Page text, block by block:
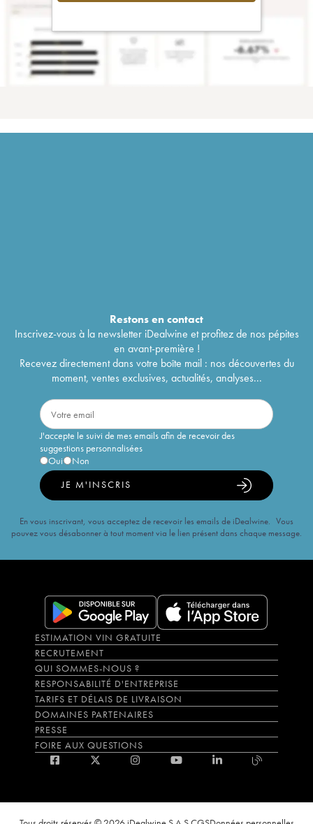
Restons encontact
Inscrivez-vous à la newsletter iDealwine et profitez de nos pépites
en avant-première !
Recevez directement dans votre boîte mail : nos découvertes du
moment, ventes exclusives, actualités, analyses...
J'accepte le suivi de mes emails afin de recevoir des
suggestions personnalisées
Oui
Non
JE M'INSCRIS
En vous inscrivant, vous acceptez de recevoir les emails de iDealwine. Vous
pouvez vous désabonner à tout moment via le lien présent dans chaque message.
ESTIMATION VIN GRATUITE
RECRUTEMENT
QUI SOMMES-NOUS ?
RESPONSABILITÉ D'ENTREPRISE
TARIFS ET DÉLAIS DE LIVRAISON
DOMAINES PARTENAIRES
PRESSE
FOIRE AUX QUESTIONS